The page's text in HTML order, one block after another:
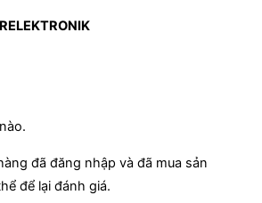
đã đăng nhập và đã mua sản
để lại đánh giá.